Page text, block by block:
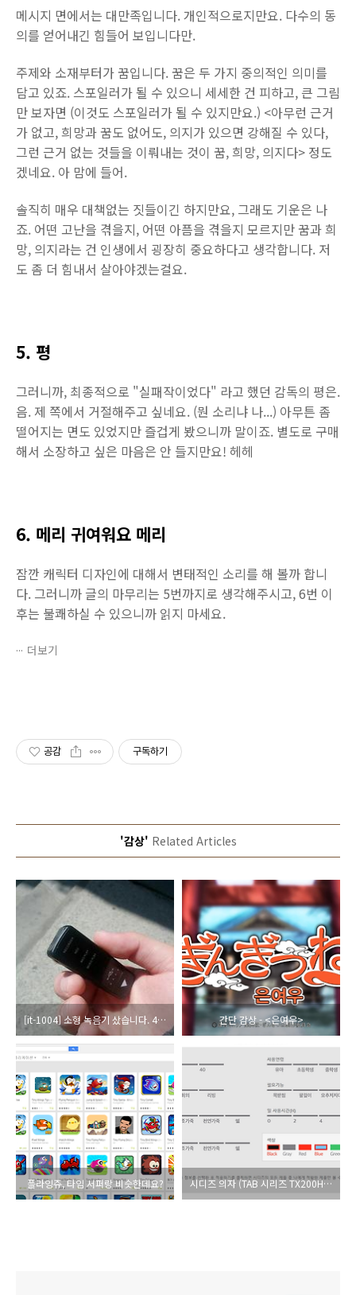
메시지 면에서는 대만족입니다. 개인적으로지만요. 다수의 동
의를 얻어내긴 힘들어 보입니다만.
주제와 소재부터가 꿈입니다. 꿈은 두 가지 중의적인 의미를
담고 있죠. 스포일러가 될 수 있으니 세세한 건 피하고, 큰 그림
만 보자면 (이것도 스포일러가 될 수 있지만요.) <아무런 근거
가 없고, 희망과 꿈도 없어도, 의지가 있으면 강해질 수 있다,
그런 근거 없는 것들을 이뤄내는 것이 꿈, 희망, 의지다> 정도
겠네요. 아 맘에 들어.
솔직히 매우 대책없는 짓들이긴 하지만요, 그래도 기운은 나
죠. 어떤 고난을 겪을지, 어떤 아픔을 겪을지 모르지만 꿈과 희
망, 의지라는 건 인생에서 굉장히 중요하다고 생각합니다. 저
도 좀 더 힘내서 살아야겠는걸요.
5. 평
그러니까, 최종적으로 "실패작이었다" 라고 했던 감독의 평은.
음. 제 쪽에서 거절해주고 싶네요. (뭔 소리냐 나...) 아무튼 좀
떨어지는 면도 있었지만 즐겁게 봤으니까 말이죠. 별도로 구매
해서 소장하고 싶은 마음은 안 들지만요! 헤헤
6. 메리 귀여워요 메리
잠깐 캐릭터 디자인에 대해서 변태적인 소리를 해 볼까 합니
다. 그러니까 글의 마무리는 5번까지로 생각해주시고, 6번 이
후는 불쾌하실 수 있으니까 읽지 마세요.
더보기
공감 구독하기
'감상' Related Articles
[it-1004] 소형 녹음기 샀습니다. 4~5만원대 USB형 간단 감상 - <은여우>
플라잉쥬, 타임 서퍼랑 비슷한데요? 시디즈 의자 (TAB 시리즈 TX200HF) 샀습니다.